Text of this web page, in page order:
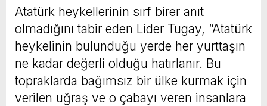
Atatürk heykellerinin sırf birer anıt
olmadığını tabir eden Lider Tugay, “Atatürk
heykelinin bulunduğu yerde her yurttaşın
ne kadar değerli olduğu hatırlanır. Bu
topraklarda bağımsız bir ülke kurmak için
verilen uğraş ve o çabayı veren insanlara